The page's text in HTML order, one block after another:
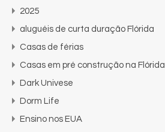
2025
aluguéis de curta duração Flórida
Casas de férias
Casas em pré construção na Flórida
Dark Univese
Dorm Life
Ensino nos EUA